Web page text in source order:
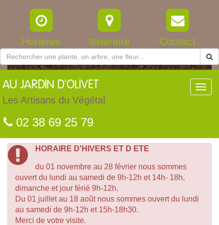
Horaires Itinéraire Contact
AU JARDIN D'OLIVET
Les Artisans du Végétal
02 38 69 25 79
HORAIRE D'HIVERS ET D ETE
du 01 novembre au 28 février nous sommes
ouvert du lundi au samedi de 9h-12h et 14h- 18h,
dimanche et jour férié 9h-12h.
Du 01 juillet au 18 août nous sommes ouvert du lundi
au samedi de 9h-12h et 15h-18h30.
Merci de votre visite.